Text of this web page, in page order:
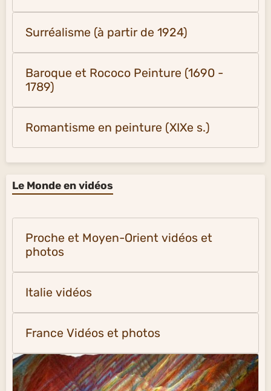
Surréalisme (à partir de 1924)
Baroque et Rococo Peinture (1690 -
1789)
Romantisme en peinture (XIXe s.)
Le Monde en vidéos
Proche et Moyen-Orient vidéos et
photos
Italie vidéos
France Vidéos et photos